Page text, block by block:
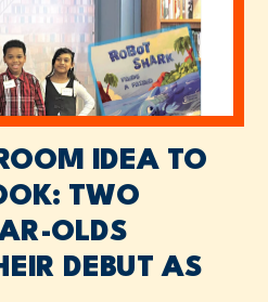
IDEA TO
TWO
OLDS
DEBUT AS